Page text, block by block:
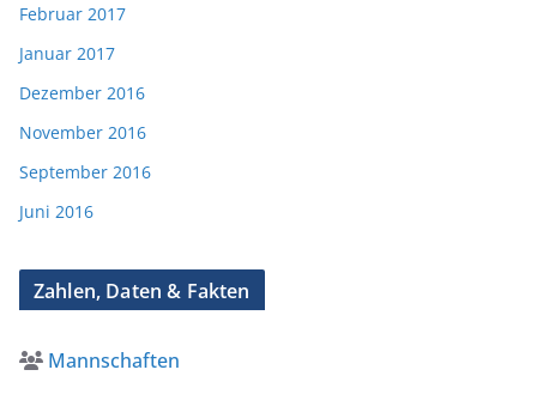
Februar 2017
Januar 2017
Dezember 2016
November 2016
September 2016
Juni 2016
Zahlen, Daten & Fakten
Mannschaften